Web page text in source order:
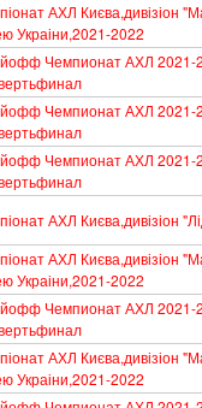
АХЛ Києва,дивізіон
Украіни,2021-2022
Чемпионат АХЛ 2021-
Чемпионат АХЛ 2021-
Чемпионат АХЛ 2021-
АХЛ Києва,дивізіон
АХЛ Києва,дивізіон
Украіни,2021-2022
Чемпионат АХЛ 2021-
АХЛ Києва,дивізіон
Украіни,2021-2022